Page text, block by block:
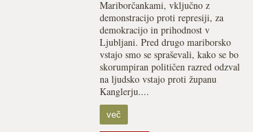
Mariborčankami, vključno z
demonstracijo proti represiji, za
demokracijo in prihodnost v
Ljubljani. Pred drugo mariborsko
vstajo smo se spraševali, kako se bo
skorumpiran političen razred odzval
na ljudsko vstajo proti županu
Kanglerju....
več